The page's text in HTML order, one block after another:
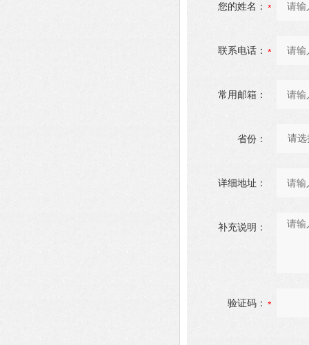
您的姓名：
联系电话：
常用邮箱：
省份：
详细地址：
补充说明：
验证码：